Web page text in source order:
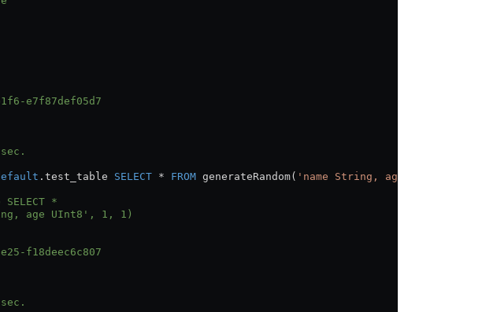
e7f87def05d7
.test_table SELECT * FROM generateRandom( 'name String, age UInt8'
*
age UInt8', 1, 1)
f18deec6c807